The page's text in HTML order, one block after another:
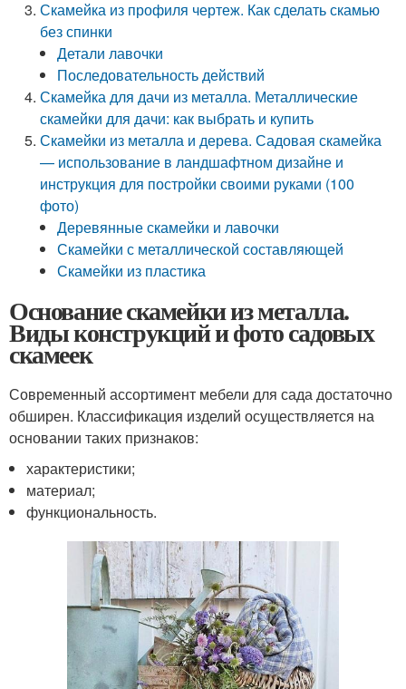
Скамейка из профиля чертеж. Как сделать скамью
без спинки
Детали лавочки
Последовательность действий
Скамейка для дачи из металла. Металлические
скамейки для дачи: как выбрать и купить
Скамейки из металла и дерева. Садовая скамейка
— использование в ландшафтном дизайне и
инструкция для постройки своими руками (100
фото)
Деревянные скамейки и лавочки
Скамейки с металлической составляющей
Скамейки из пластика
Основание скамейки из металла.
Виды конструкций и фото садовых
скамеек
Современный ассортимент мебели для сада достаточно
обширен. Классификация изделий осуществляется на
основании таких признаков:
характеристики;
материал;
функциональность.